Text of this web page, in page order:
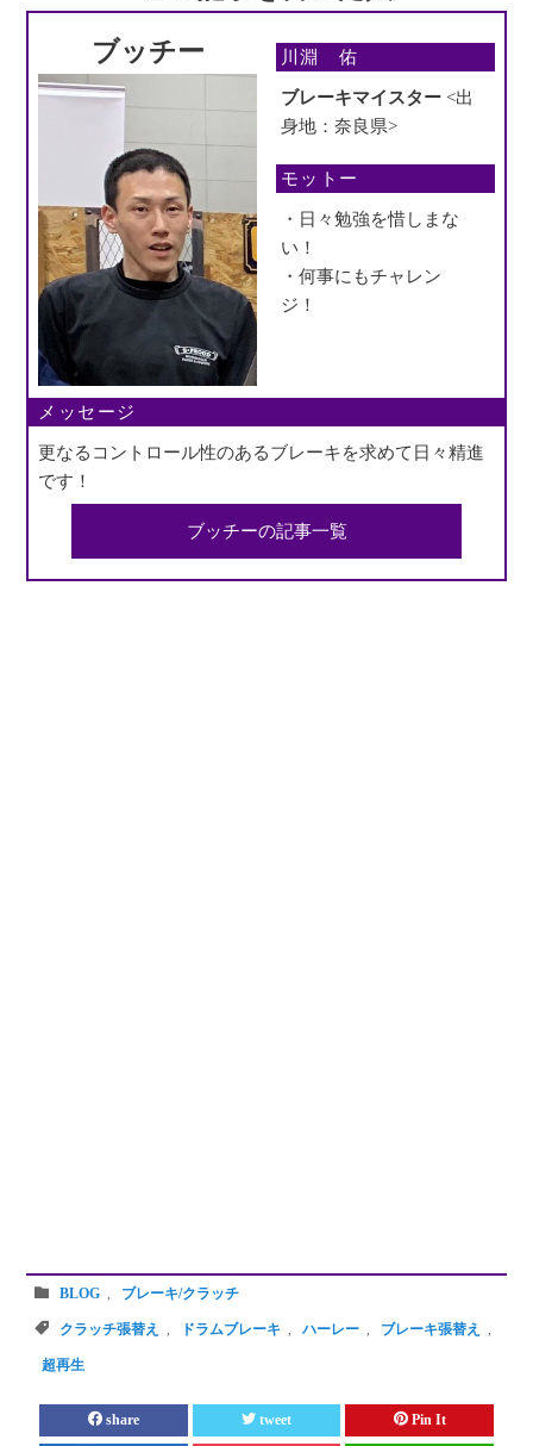
ブッチー 川淵 佑
ブレーキマイスター<出
身地：奈良県>
モットー
・日々勉強を惜しまな
い！
・何事にもチャレン
ジ！
メッセージ
更なるコントロール性のあるブレーキを求めて日々精進
です！
ブッチーの記事一覧
BLOG , ブレーキ/クラッチ
クラッチ張替え , ドラムブレーキ , ハーレー , ブレーキ張替え ,
超再生
share tweet Pin It